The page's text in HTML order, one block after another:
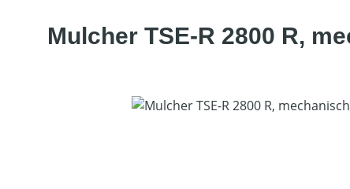
Mulcher TSE-R 2800 R,
Bildergalerie überspringen